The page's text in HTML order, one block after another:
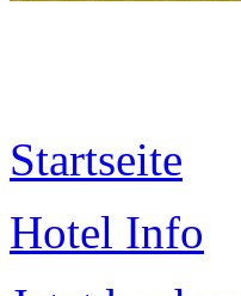
Startseite
Hotel Info